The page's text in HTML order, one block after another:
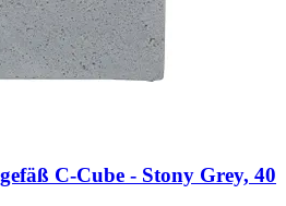
C-​Cube -​ Stony Grey, 40